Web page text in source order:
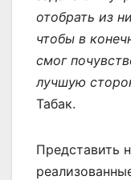
отобрать из
чтобы в
смог
лучшую
Табак.
Представить